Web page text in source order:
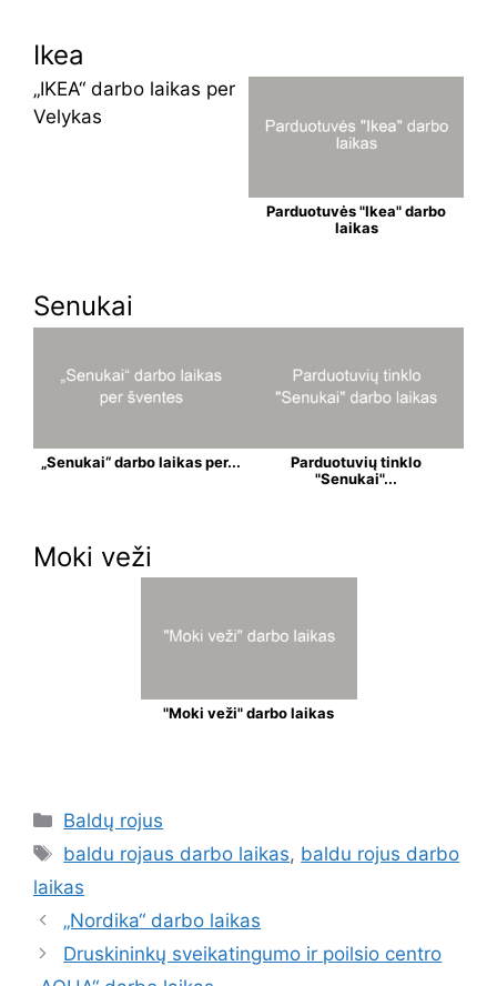
Ikea
„IKEA“ darbo laikas per
Velykas
Parduotuvės "Ikea" darbo
laikas
Senukai
„Senukai“ darbo laikas per...
Parduotuvių tinklo
"Senukai"...
Moki veži
"Moki veži" darbo laikas
Baldų rojus
baldu rojaus darbo laikas, baldu rojus darbo
laikas
„Nordika“ darbo laikas
Druskininkų sveikatingumo ir poilsio centro